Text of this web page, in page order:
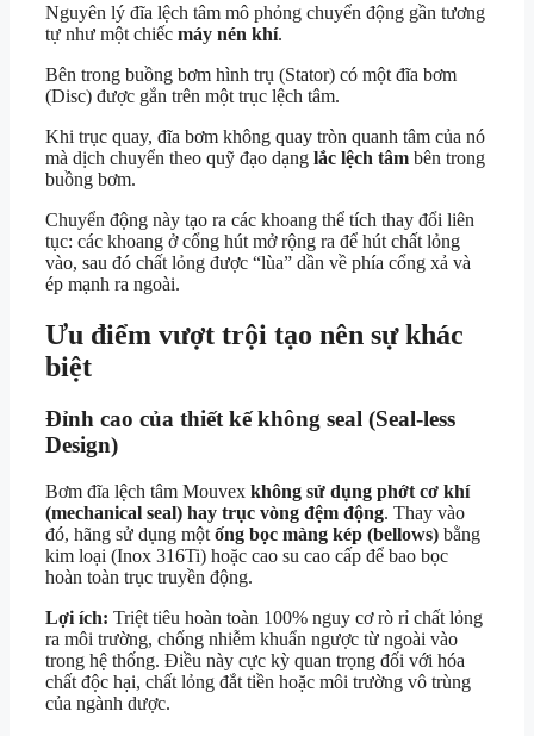
Nguyên lý đĩa lệch tâm mô phỏng chuyển động gần tương
tự như một chiếc máy nén khí.
Bên trong buồng bơm hình trụ (Stator) có một đĩa bơm
(Disc) được gắn trên một trục lệch tâm.
Khi trục quay, đĩa bơm không quay tròn quanh tâm của nó
mà dịch chuyển theo quỹ đạo dạng lắc lệch tâm bên trong
buồng bơm.
Chuyển động này tạo ra các khoang thể tích thay đổi liên
tục: các khoang ở cổng hút mở rộng ra để hút chất lỏng
vào, sau đó chất lỏng được “lùa” dần về phía cổng xả và
ép mạnh ra ngoài.
Ưu điểm vượt trội tạo nên sự khác
biệt
Đỉnh cao của thiết kế không seal (Seal-less
Design)
Bơm đĩa lệch tâm Mouvex không sử dụng phớt cơ khí
(mechanical seal) hay trục vòng đệm động. Thay vào
đó, hãng sử dụng một ống bọc màng kép (bellows) bằng
kim loại (Inox 316Ti) hoặc cao su cao cấp để bao bọc
hoàn toàn trục truyền động.
Lợi ích: Triệt tiêu hoàn toàn 100% nguy cơ rò rỉ chất lỏng
ra môi trường, chống nhiễm khuẩn ngược từ ngoài vào
trong hệ thống. Điều này cực kỳ quan trọng đối với hóa
chất độc hại, chất lỏng đắt tiền hoặc môi trường vô trùng
của ngành dược.